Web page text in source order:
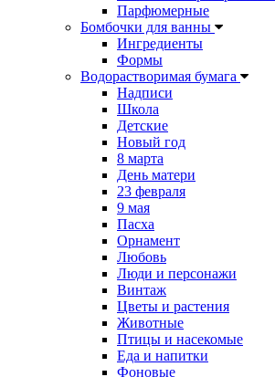
Парфюмерные
Бомбочки для ванны
Ингредиенты
Формы
Водорастворимая бумага
Надписи
Школа
Детские
Новый год
8 марта
День матери
23 февраля
9 мая
Пасха
Орнамент
Любовь
Люди и персонажи
Винтаж
Цветы и растения
Животные
Птицы и насекомые
Еда и напитки
Фоновые